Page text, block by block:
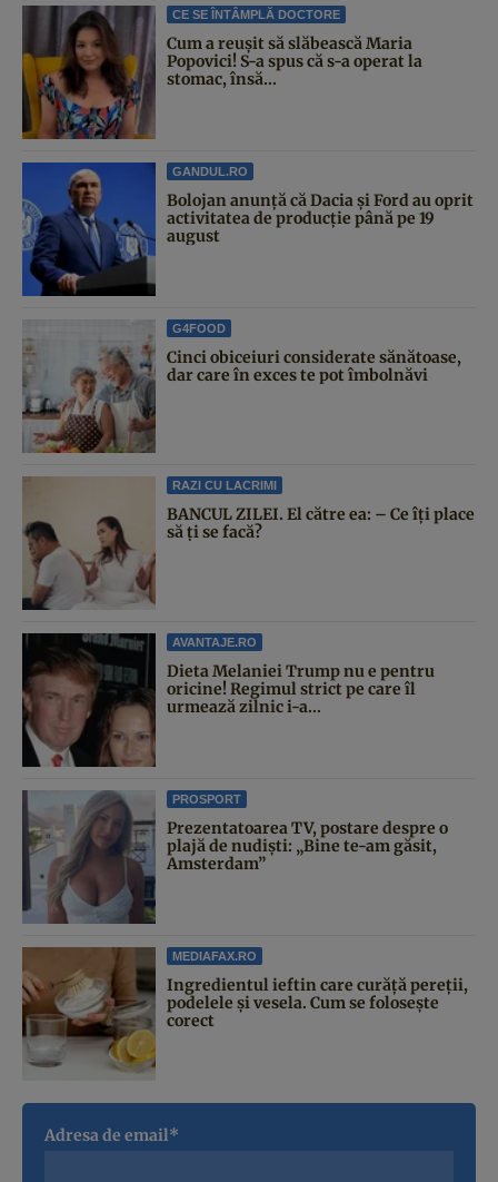
CE SE ÎNTÂMPLĂ DOCTORE
Cum a reușit să slăbească Maria
Popovici! S-a spus că s-a operat la
stomac, însă...
GANDUL.RO
Bolojan anunță că Dacia și Ford au oprit
activitatea de producție până pe 19
august
G4FOOD
Cinci obiceiuri considerate sănătoase,
dar care în exces te pot îmbolnăvi
RAZI CU LACRIMI
BANCUL ZILEI. El către ea: – Ce îți place
să ți se facă?
AVANTAJE.RO
Dieta Melaniei Trump nu e pentru
oricine! Regimul strict pe care îl
urmează zilnic i-a...
PROSPORT
Prezentatoarea TV, postare despre o
plajă de nudiști: „Bine te-am găsit,
Amsterdam”
MEDIAFAX.RO
Ingredientul ieftin care curăță pereții,
podelele și vesela. Cum se folosește
corect
Adresa de email*